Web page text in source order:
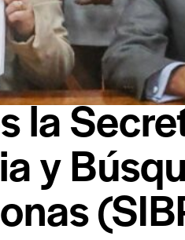
NOTICIAS
la
y